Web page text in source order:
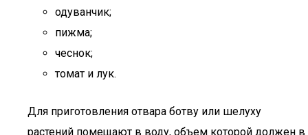
одуванчик;
пижма;
чеснок;
томат и лук.
Для приготовления отвара ботву или шелуху
растений помещают в воду, объем которой должен в